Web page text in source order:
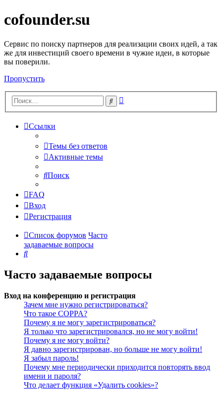
cofounder.su
Сервис по поиску партнеров для реализации своих идей, а так
же для инвестиций своего времени в чужие идеи, в которые
вы поверили.
Пропустить
Поиск
Ссылки
Темы без ответов
Активные темы
Поиск
FAQ
Вход
Регистрация
Список форумов Часто
задаваемые вопросы
Поиск
Часто задаваемые вопросы
Вход на конференцию и регистрация
Зачем мне нужно регистрироваться?
Что такое COPPA?
Почему я не могу зарегистрироваться?
Я только что зарегистрировался, но не могу войти!
Почему я не могу войти?
Я давно зарегистрирован, но больше не могу войти!
Я забыл пароль!
Почему мне периодически приходится повторять ввод
имени и пароля?
Что делает функция «Удалить cookies»?